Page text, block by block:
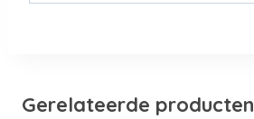
Gerelateerde producten